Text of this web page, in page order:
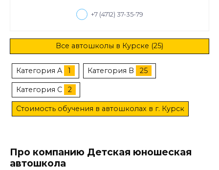
+7 (4712) 37-35-79
Все автошколы в Курске (25)
Категория A 1 Категория B 25
Категория C 2
Стоимость обучения в автошколах в г. Курск
Про компанию Детская юношеская
автошкола